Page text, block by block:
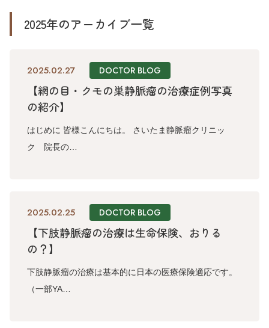
2025年のアーカイブ一覧
2025.02.27 DOCTOR BLOG
【網の目・クモの巣静脈瘤の治療症例写真
の紹介】
はじめに 皆様こんにちは。 さいたま静脈瘤クリニッ
ク 院長の…
2025.02.25 DOCTOR BLOG
【下肢静脈瘤の治療は生命保険、おりる
の？】
下肢静脈瘤の治療は基本的に日本の医療保険適応です。
（一部YA…